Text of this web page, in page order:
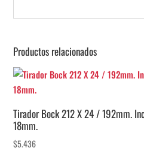
Productos relacionados
Tirador Bock 212 X 24 / 192mm.
18mm.
$5.436